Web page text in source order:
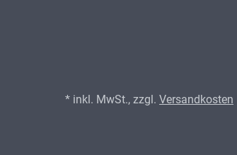
* inkl. MwSt., zzgl. Versandkosten